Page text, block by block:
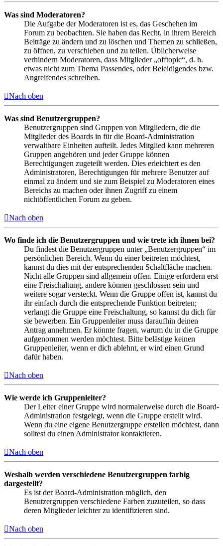
Was sind Moderatoren?
Die Aufgabe der Moderatoren ist es, das Geschehen im
Forum zu beobachten. Sie haben das Recht, in ihrem Bereich
Beiträge zu ändern und zu löschen und Themen zu schließen,
zu öffnen, zu verschieben und zu teilen. Üblicherweise
verhindern Moderatoren, dass Mitglieder „offtopic“, d. h.
etwas nicht zum Thema Passendes, oder Beleidigendes bzw.
Angreifendes schreiben.
Nach oben
Was sind Benutzergruppen?
Benutzergruppen sind Gruppen von Mitgliedern, die die
Mitglieder des Boards in für die Board-Administration
verwaltbare Einheiten aufteilt. Jedes Mitglied kann mehreren
Gruppen angehören und jeder Gruppe können
Berechtigungen zugeteilt werden. Dies erleichtert es den
Administratoren, Berechtigungen für mehrere Benutzer auf
einmal zu ändern und sie zum Beispiel zu Moderatoren eines
Bereichs zu machen oder ihnen Zugriff zu einem
nichtöffentlichen Forum zu geben.
Nach oben
Wo finde ich die Benutzergruppen und wie trete ich ihnen bei?
Du findest die Benutzergruppen unter „Benutzergruppen“ im
persönlichen Bereich. Wenn du einer beitreten möchtest,
kannst du dies mit der entsprechenden Schaltfläche machen.
Nicht alle Gruppen sind allgemein offen. Einige erfordern erst
eine Freischaltung, andere können geschlossen sein und
weitere sogar versteckt. Wenn die Gruppe offen ist, kannst du
ihr einfach durch die entsprechende Funktion beitreten;
verlangt die Gruppe eine Freischaltung, so kannst du dich für
sie bewerben. Ein Gruppenleiter muss daraufhin deinen
Antrag annehmen. Er könnte fragen, warum du in die Gruppe
aufgenommen werden möchtest. Bitte belästige keinen
Gruppenleiter, wenn er dich ablehnt, er wird einen Grund
dafür haben.
Nach oben
Wie werde ich Gruppenleiter?
Der Leiter einer Gruppe wird normalerweise durch die Board-
Administration festgelegt, wenn die Gruppe erstellt wird.
Wenn du eine eigene Benutzergruppe erstellen möchtest, dann
solltest du einen Administrator kontaktieren.
Nach oben
Weshalb werden verschiedene Benutzergruppen farbig
dargestellt?
Es ist der Board-Administration möglich, den
Benutzergruppen verschiedene Farben zuzuteilen, so dass
deren Mitglieder leichter zu identifizieren sind.
Nach oben